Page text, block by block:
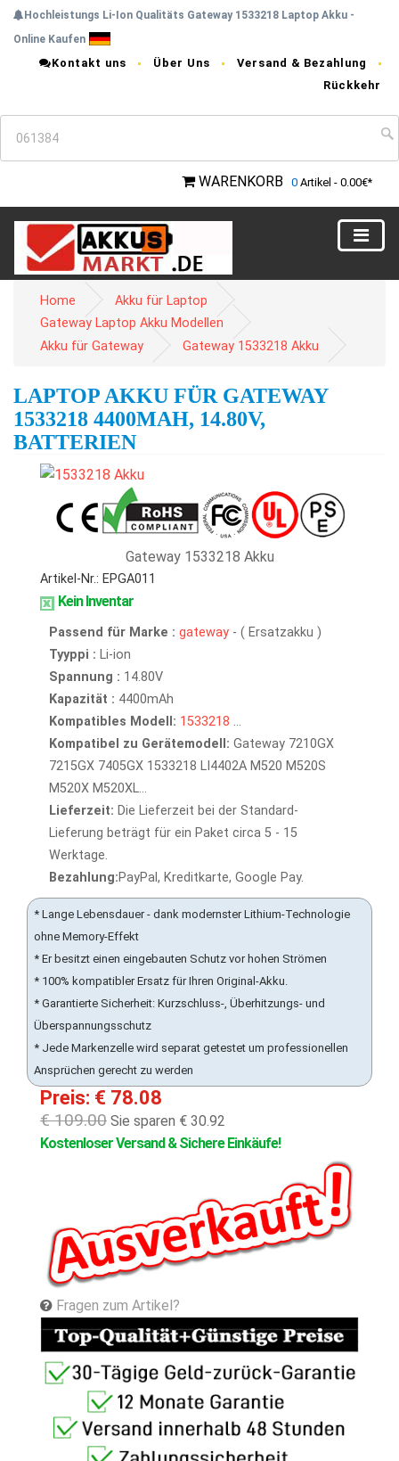
Hochleistungs Li-Ion Qualitäts Gateway 1533218 Laptop Akku -
Online Kaufen
Kontakt uns Über Uns
Versand & Bezahlung
Rückkehr
WARENKORB 0 Artikel - 0.00€*
Home
Akku für Laptop
Gateway Laptop Akku Modellen
Akku für Gateway
Gateway 1533218 Akku
LAPTOP AKKU FÜR GATEWAY
1533218 4400MAH, 14.80V,
BATTERIEN
Gateway 1533218 Akku
Artikel-Nr.: EPGA011
Kein Inventar
Passend für Marke : gateway - ( Ersatzakku )
Tyyppi : Li-ion
Spannung : 14.80V
Kapazität : 4400mAh
Kompatibles Modell: 1533218 ...
Kompatibel zu Gerätemodell: Gateway 7210GX
7215GX 7405GX 1533218 LI4402A M520 M520S
M520X M520XL...
Lieferzeit: Die Lieferzeit bei der Standard-
Lieferung beträgt für ein Paket circa 5 - 15
Werktage.
Bezahlung:PayPal, Kreditkarte, Google Pay.
* Lange Lebensdauer - dank modernster Lithium-Technologie
ohne Memory-Effekt
* Er besitzt einen eingebauten Schutz vor hohen Strömen
* 100% kompatibler Ersatz für Ihren Original-Akku.
* Garantierte Sicherheit: Kurzschluss-, Überhitzungs- und
Überspannungsschutz
* Jede Markenzelle wird separat getestet um professionellen
Ansprüchen gerecht zu werden
Preis: € 78.08
€ 109.00 Sie sparen € 30.92
Kostenloser Versand & Sichere Einkäufe!
Fragen zum Artikel?